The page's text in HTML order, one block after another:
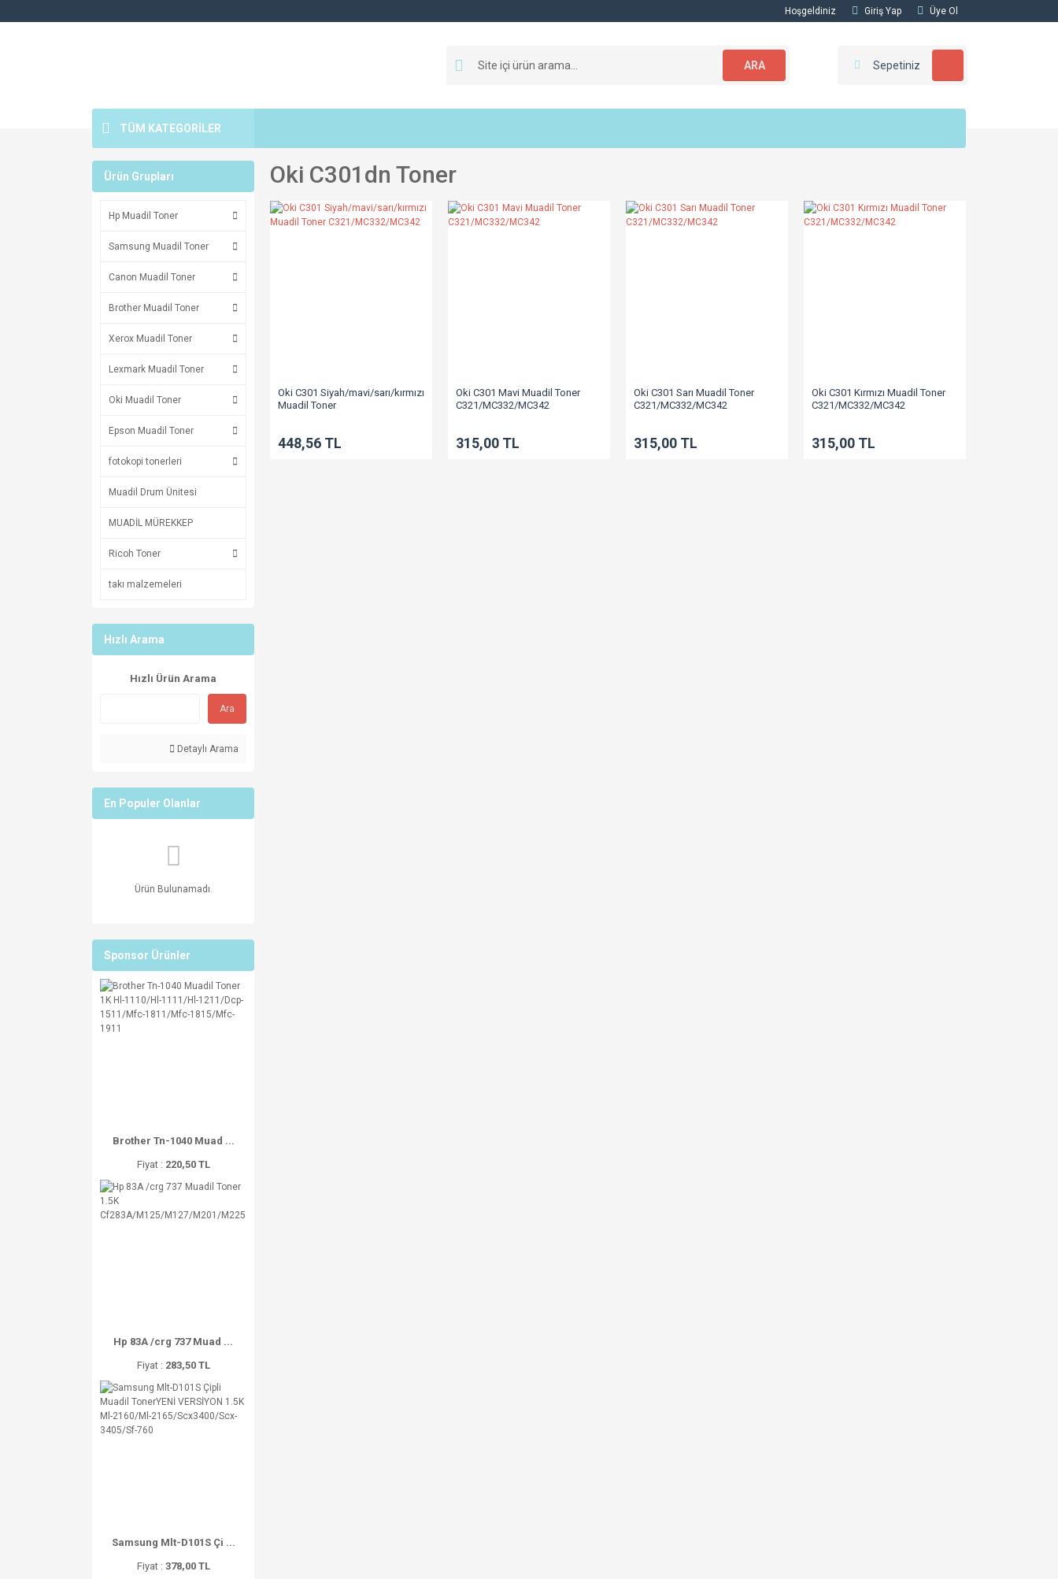
Hoşgeldiniz Giriş Yap Üye Ol
ARA Sepetiniz
TÜM KATEGORİLER
Ürün Grupları
Hp Muadil Toner
Samsung Muadil Toner
Canon Muadil Toner
Brother Muadil Toner
Xerox Muadil Toner
Lexmark Muadil Toner
Oki Muadil Toner
Epson Muadil Toner
fotokopi tonerleri
Muadil Drum Ünitesi
MUADİL MÜREKKEP
Ricoh Toner
takı malzemeleri
Hızlı Arama
Hızlı Ürün Arama
Ara
Detaylı Arama
En Populer Olanlar
Ürün Bulunamadı.
Sponsor Ürünler
Brother Tn-1040 Muad ...
Fiyat : 220,50 TL
Hp 83A /crg 737 Muad ...
Fiyat : 283,50 TL
Samsung Mlt-D101S Çi ...
Fiyat : 378,00 TL
Oki C301dn Toner
Oki C301 Siyah/mavi/sarı/kırmızı
Muadil Toner
448,56 TL
Oki C301 Mavi Muadil Toner
C321/MC332/MC342
315,00 TL
Oki C301 Sarı Muadil Toner
C321/MC332/MC342
315,00 TL
Oki C301 Kırmızı Muadil Toner
C321/MC332/MC342
315,00 TL